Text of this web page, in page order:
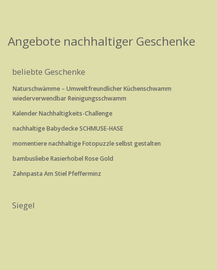
Angebote nachhaltiger Geschenke
beliebte Geschenke
Naturschwämme – Umweltfreundlicher Küchenschwamm
wiederverwendbar Reinigungsschwamm
Kalender Nachhaltigkeits-Challenge
nachhaltige Babydecke SCHMUSE-HASE
momentiere nachhaltige Fotopuzzle selbst gestalten
bambusliebe Rasierhobel Rose Gold
Zahnpasta Am Stiel Pfefferminz
Siegel